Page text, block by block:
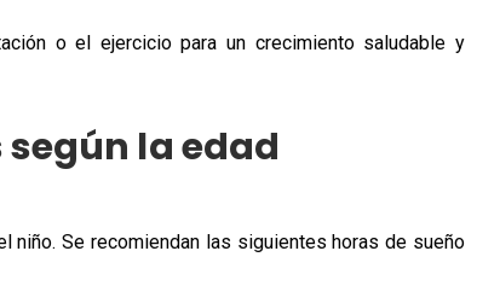
o el ejercicio para un crecimiento saludable y
la edad
niño. Se recomiendan las siguientes horas de sueño